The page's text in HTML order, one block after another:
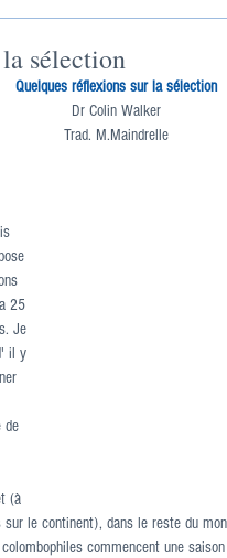
sélection
Quelques réflexions sur la sélection
Dr Colin Walker
Trad. M.Maindrelle
25
Je
il y
de
(à
le continent), dans le reste du
commencent une